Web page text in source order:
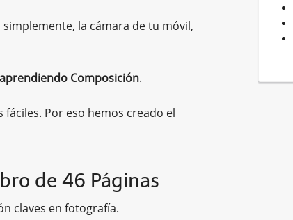
la cámara de tu móvil,
Composición.
Por eso hemos creado el
de 46 Páginas
claves en fotografía.